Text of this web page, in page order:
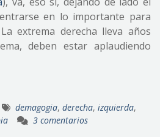
en lo importante para
extrema derecha lleva años
deben estar aplaudiendo
demagogia, derecha, izquierda,
3 comentarios